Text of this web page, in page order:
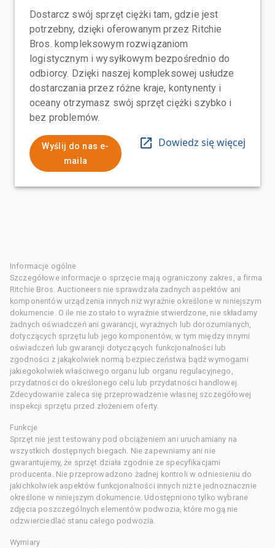
Dostarcz swój sprzęt ciężki tam, gdzie jest
potrzebny, dzięki oferowanym przez Ritchie
Bros. kompleksowym rozwiązaniom
logistycznym i wysyłkowym bezpośrednio do
odbiorcy. Dzięki naszej kompleksowej usłudze
dostarczania przez różne kraje, kontynenty i
oceany otrzymasz swój sprzęt ciężki szybko i
bez problemów.
Wyślij do nas e-
maila
Dowiedz się więcej
Informacje ogólne
Szczegółowe informacje o sprzęcie mają ograniczony zakres, a firma
Ritchie Bros. Auctioneers nie sprawdzała żadnych aspektów ani
komponentów urządzenia innych niż wyraźnie określone w niniejszym
dokumencie. O ile nie zostało to wyraźnie stwierdzone, nie składamy
żadnych oświadczeń ani gwarancji, wyraźnych lub dorozumianych,
dotyczących sprzętu lub jego komponentów, w tym między innymi
oświadczeń lub gwarancji dotyczących funkcjonalności lub
zgodności z jakąkolwiek normą bezpieczeństwa bądź wymogami
jakiegokolwiek właściwego organu lub organu regulacyjnego,
przydatności do określonego celu lub przydatności handlowej.
Zdecydowanie zaleca się przeprowadzenie własnej szczegółowej
inspekcji sprzętu przed złożeniem oferty.
Funkcje
Sprzęt nie jest testowany pod obciążeniem ani uruchamiany na
wszystkich dostępnych biegach. Nie zapewniamy ani nie
gwarantujemy, że sprzęt działa zgodnie ze specyfikacjami
producenta. Nie przeprowadzono żadnej kontroli w odniesieniu do
jakichkolwiek aspektów funkcjonalności innych niż te jednoznacznie
określone w niniejszym dokumencie. Udostępniono tylko wybrane
zdjęcia poszczególnych elementów podwozia, które mogą nie
odzwierciedlać stanu całego podwozia.
Wymiary